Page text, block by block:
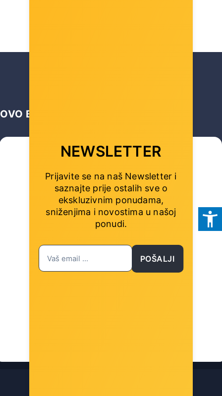
OVO BI VAS MOGLO ZANIMATI …
NEWSLETTER
Prijavite se na naš Newsletter i
saznajte prije ostalih sve o
ekskluzivnim ponudama,
sniženjima i novostima u našoj
ponudi.
POŠALJI